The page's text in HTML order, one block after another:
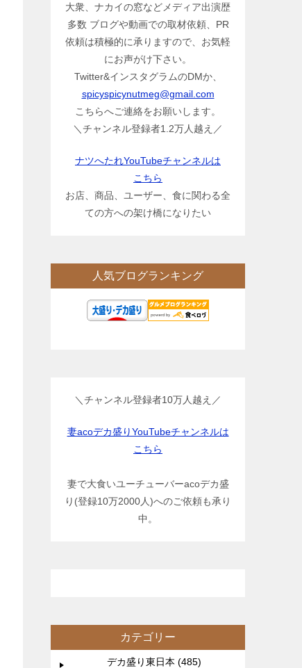
大衆、ナカイの窓などメディア出演歴
多数 ブログや動画での取材依頼、PR
依頼は積極的に承りますので、お気軽
にお声がけ下さい。
Twitter&インスタグラムのDMか、
spicyspicynutmeg@gmail.com
こちらへご連絡をお願いします。
＼チャンネル登録者1.2万人越え／
ナツへたれYouTubeチャンネルは
こちら
お店、商品、ユーザー、食に関わる全
ての方への架け橋になりたい
人気ブログランキング
＼チャンネル登録者10万人越え／
妻acoデカ盛りYouTubeチャンネルは
こちら
妻で大食いユーチューバーacoデカ盛
り(登録10万2000人)へのご依頼も承り
中。
カテゴリー
デカ盛り東日本 (485)